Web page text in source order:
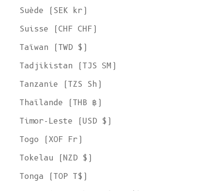
Suède (SEK kr)
Suisse (CHF CHF)
Taïwan (TWD $)
Tadjikistan (TJS ЅМ)
Tanzanie (TZS Sh)
Thaïlande (THB ฿)
Timor-Leste (USD $)
Togo (XOF Fr)
Tokelau (NZD $)
Tonga (TOP T$)